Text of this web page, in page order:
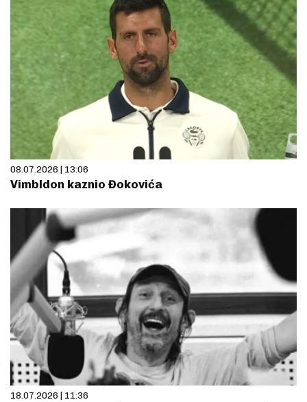
08.07.2026 | 13:06
Vimbldon kaznio Đokovića
18.07.2026 | 11:36